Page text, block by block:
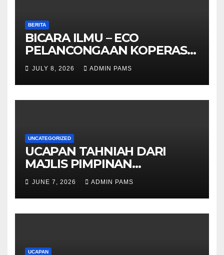
BERITA
BICARA ILMU – ECO
PELANCONGAAN KOPERASI –
DARI ALAM KE EKONOMI
KOMUNITI
JULY 8, 2026 ADMIN PAMS
UNCATEGORIZED
UCAPAN TAHNIAH DARI
MAJLIS PIMPINAN
TERTINGGI PAMS DAN
SELURUH WARGA
JUNE 7, 2026 ADMIN PAMS
UCAPAN